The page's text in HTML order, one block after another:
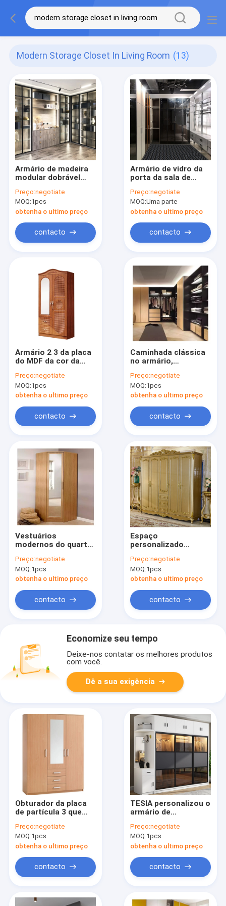
Modern Storage Closet In Living Room (13)
Armário de madeira
modular dobrável
armazenamento do
vestuário na sala de
visitas
Preço:negotiate
MOQ:1pcs
obtenha o ultimo preço
contacto
Armário de vidro da
porta da sala de
vestuário de alto
brilho moderno
Preço:negotiate
MOQ:Uma parte
obtenha o ultimo preço
contacto
Armário 2 3 da placa
do MDF da cor da
armário de 4 portas
com espelho
Preço:negotiate
MOQ:1pcs
obtenha o ultimo preço
contacto
Caminhada clássica
no armário,
vestuário de pano do
sótão no vidro do
vestuário do armário
Preço:negotiate
MOQ:1pcs
obtenha o ultimo preço
contacto
Vestuários
modernos do quarto
vestuário
personalizado
mobília do quarto
Preço:negotiate
MOQ:1pcs
obtenha o ultimo preço
contacto
Espaço
personalizado
do vestuário que
salvar o organizador
luxuoso do armário
Preço:negotiate
MOQ:1pcs
obtenha o ultimo preço
contacto
Economize seu tempo
Deixe-nos contatar os melhores produtos
com você.
Dê a sua exigência
Obturador da placa
de partícula 3 que
construído no
armário para o
quarto pequeno
Preço:negotiate
MOQ:1pcs
obtenha o ultimo preço
contacto
TESIA personalizou o
armário de
vidro da porta
deslizante da mobília
do quarto do
vestuário
Preço:negotiate
MOQ:1pcs
obtenha o ultimo preço
contacto